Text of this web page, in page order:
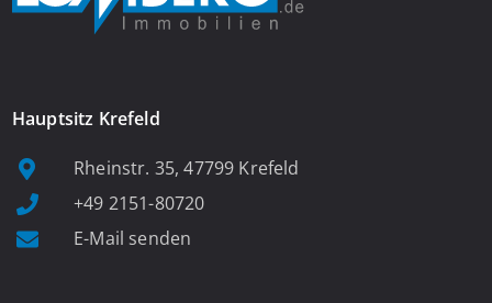
Hauptsitz Krefeld
Rheinstr. 35, 47799 Krefeld
+49 2151-80720
E-Mail senden